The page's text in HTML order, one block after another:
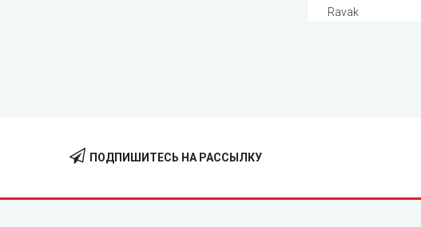
Ravak
ПОДПИШИТЕСЬ НА РАССЫЛКУ